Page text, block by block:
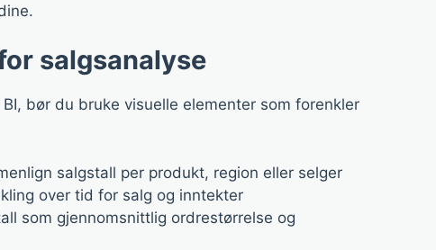
salgsanalyse
bør du bruke visuelle elementer som forenkler
salgstall per produkt, region eller selger
over tid for salg og inntekter
som gjennomsnittlig ordrestørrelse og